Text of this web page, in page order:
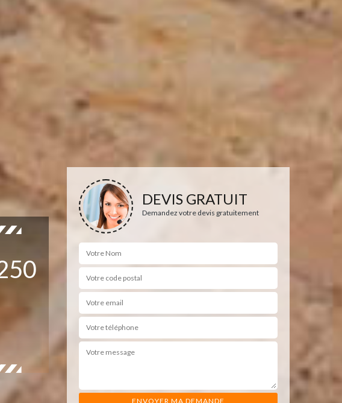
DEVIS GRATUIT
Demandez votre devis gratuitement